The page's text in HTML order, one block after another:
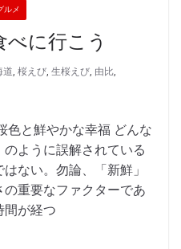
ルメ
に行こう
道 桜えび 生桜えび 由比
色と鮮やかな幸福 どんな
ように誤解されている
ない。勿論、「新鮮」
重要なファクターであ
間が経つ